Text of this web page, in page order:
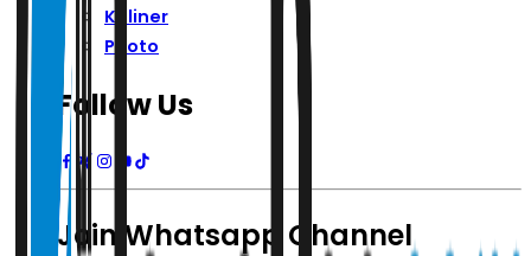
Kuliner
Photo
Follow Us
Join Whatsapp Channel